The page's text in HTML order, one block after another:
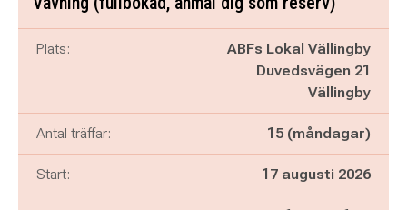
Plats:
ABFs Lokal Vällingby
Duvedsvägen 21
Vällingby
Antal träffar: 15 (måndagar)
Start: 17 augusti 2026